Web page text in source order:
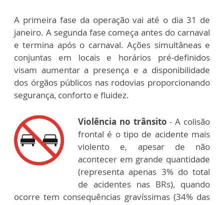
A primeira fase da operação vai até o dia 31 de
janeiro. A segunda fase começa antes do carnaval
e termina após o carnaval. Ações simultâneas e
conjuntas em locais e horários pré-definidos
visam aumentar a presença e a disponibilidade
dos órgãos públicos nas rodovias proporcionando
segurança, conforto e fluidez.
Violência no trânsito - A colisão
frontal é o tipo de acidente mais
violento e, apesar de não
acontecer em grande quantidade
(representa apenas 3% do total
de acidentes nas BRs), quando
ocorre tem consequências gravíssimas (34% das